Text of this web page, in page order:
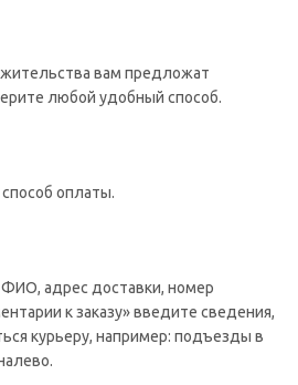
вам предложат
любой удобный способ.
оплаты.
адрес доставки, номер
к заказу» введите сведения,
курьеру, например: подъезды в